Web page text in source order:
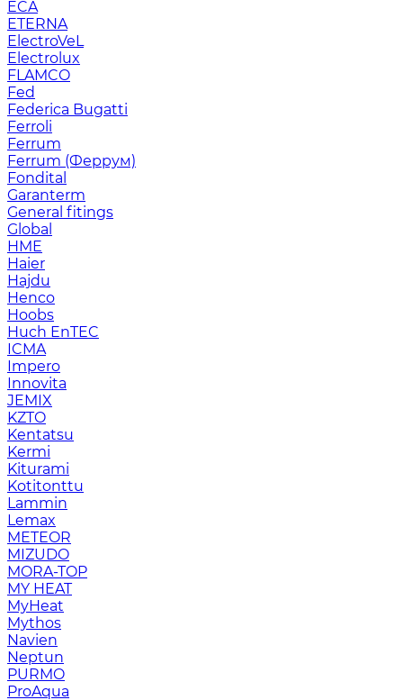
ECA
ETERNA
ElectroVeL
Electrolux
FLAMCO
Fed
Federica Bugatti
Ferroli
Ferrum
Ferrum (Феррум)
Fondital
Garanterm
General fitings
Global
HME
Haier
Hajdu
Henco
Hoobs
Huch EnTEC
ICMA
Impero
Innovita
JEMIX
KZTO
Kentatsu
Kermi
Kiturami
Kotitonttu
Lammin
Lemax
METEOR
MIZUDO
MORA-TOP
MY HEAT
MyHeat
Mythos
Navien
Neptun
PURMO
ProAqua